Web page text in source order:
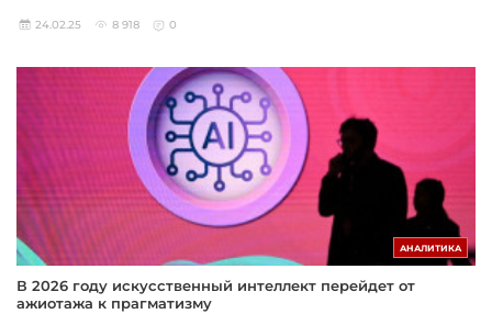
24.02.25 8 918 0
АНАЛИТИКА
В 2026 году искусственный интеллект перейдет от
ажиотажа к прагматизму